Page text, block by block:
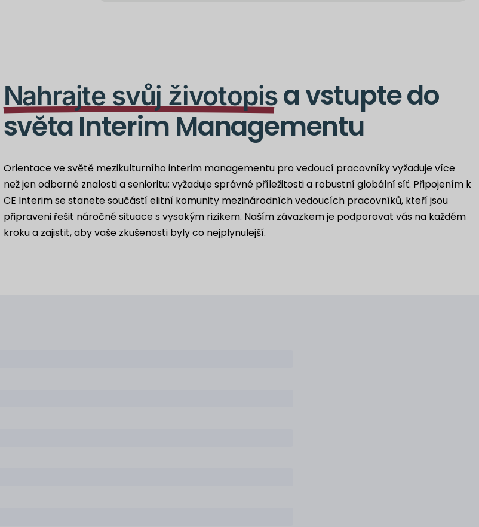
Nahrajte svůj životopisa vstupte do
světa Interim Managementu
Orientace ve světě mezikulturního interim managementu pro vedoucí pracovníky vyžaduje více
než jen odborné znalosti a senioritu; vyžaduje správné příležitosti a robustní globální síť. Připojením k
CE Interim se stanete součástí elitní komunity mezinárodních vedoucích pracovníků, kteří jsou
připraveni řešit náročné situace s vysokým rizikem. Naším závazkem je podporovat vás na každém
kroku a zajistit, aby vaše zkušenosti byly co nejplynulejší.